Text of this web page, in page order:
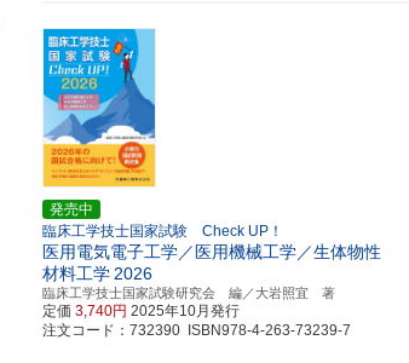
発売中
臨床工学技士国家試験 Check UP！
医用電気電子工学／医用機械工学／生体物性
材料工学2026
臨床工学技士国家試験研究会 編／大岩照宜 著
定価 3,740円 2025年10月発行
注文コード：732390 ISBN978-4-263-73239-7